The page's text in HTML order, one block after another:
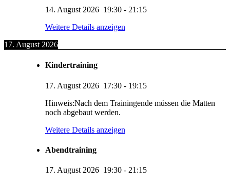
14. August 2026 19:30 - 21:15
Weitere Details anzeigen
17. August 2026
Kindertraining
17. August 2026 17:30 - 19:15
Hinweis:Nach dem Trainingende müssen die Matten
noch abgebaut werden.
Weitere Details anzeigen
Abendtraining
17. August 2026 19:30 - 21:15